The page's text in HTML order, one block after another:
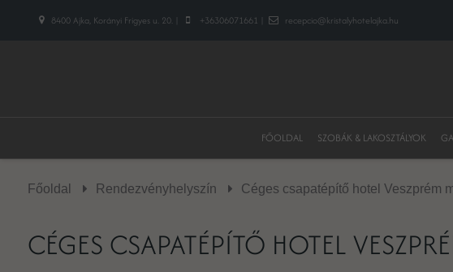
8400 Ajka, Korányi Frigyes u. 20. | +36306071661 | recepcio@kristalyhotelajka.hu
FŐOLDAL SZOBÁK & LAKOSZTÁLYOK
Főoldal Rendezvényhelyszín Céges csapatépítő hotel Veszprém
CÉGES CSAPATÉPÍTŐ HOTEL